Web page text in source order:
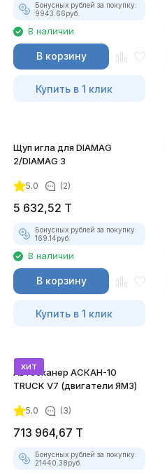
Бонусных рублей за покупку:
9943.66руб.
В наличии
В корзину
Купить в 1 клик
Щуп игла для DIAMAG
2/DIAMAG 3
5.0 (2)
5 632,52 T
Бонусных рублей за покупку:
169.14руб.
В наличии
В корзину
Купить в 1 клик
хит
Автосканер АСКАН-10
TRUCK V7 (двигатели ЯМЗ)
5.0 (3)
713 964,67 T
Бонусных рублей за покупку:
21440.38руб.